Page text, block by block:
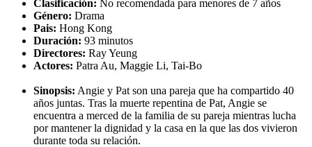
Clasificación: No recomendada para menores de 7 años
Género: Drama
Pais: Hong Kong
Duración: 93 minutos
Directores: Ray Yeung
Actores: Patra Au, Maggie Li, Tai-Bo
Sinopsis: Angie y Pat son una pareja que ha compartido 40
años juntas. Tras la muerte repentina de Pat, Angie se
encuentra a merced de la familia de su pareja mientras lucha
por mantener la dignidad y la casa en la que las dos vivieron
durante toda su relación.